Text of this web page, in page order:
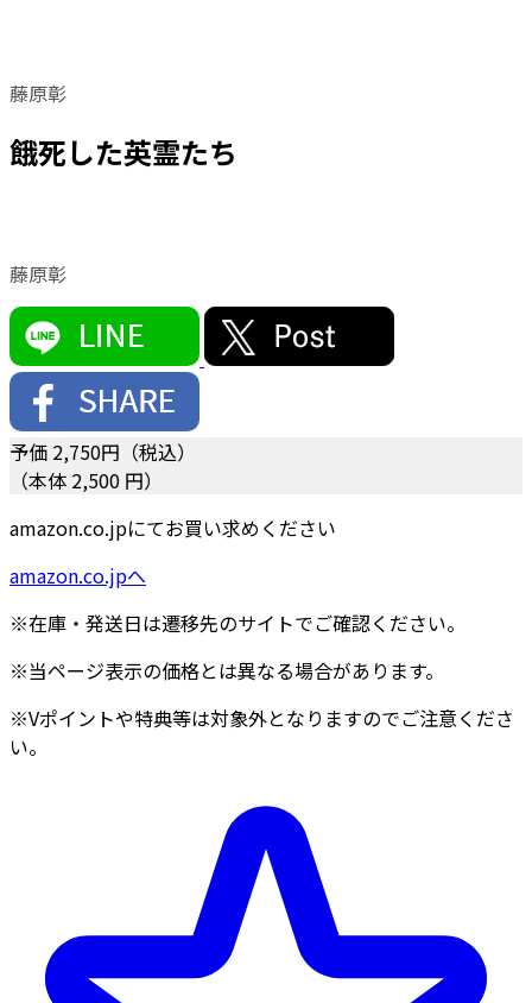
藤原彰
餓死した英霊たち
藤原彰
予価 2,750円（税込）
（本体 2,500 円）
amazon.co.jpにてお買い求めください
amazon.co.jpへ
※在庫・発送日は遷移先のサイトでご確認ください。
※当ページ表示の価格とは異なる場合があります。
※Vポイントや特典等は対象外となりますのでご注意くださ
い。